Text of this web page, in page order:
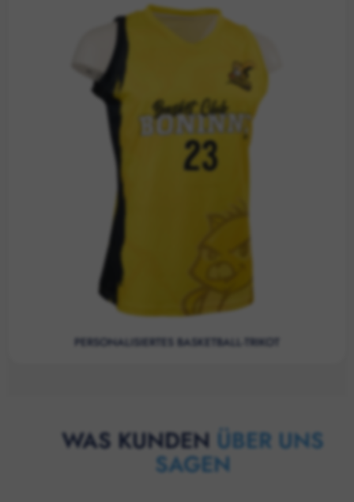
PERSONALISIERTES BASKETBALL-TRIKOT
WAS KUNDEN ÜBER UNS
SAGEN